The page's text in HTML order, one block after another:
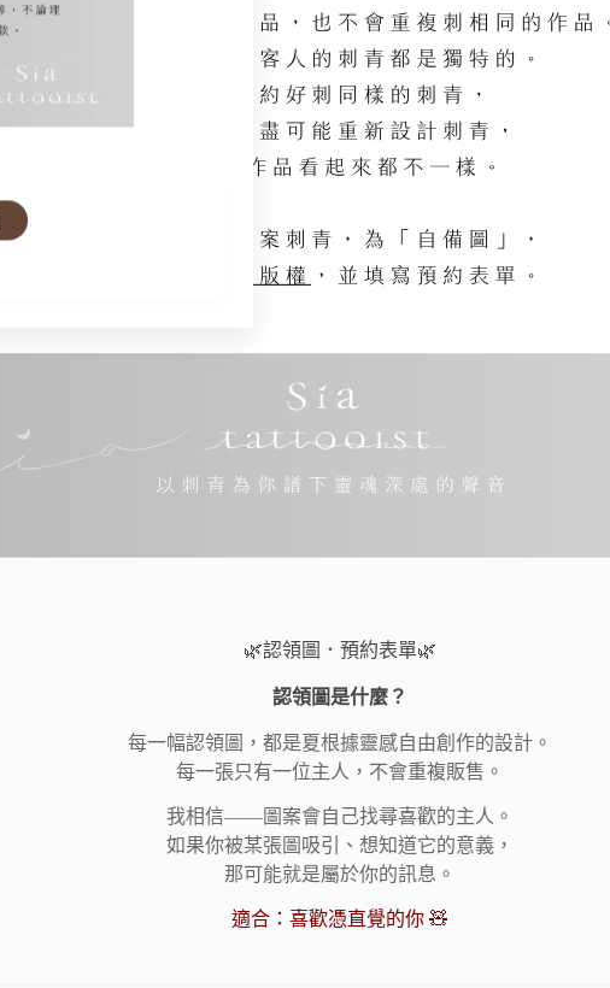
🌿認領圖．預約表單🌿
認領圖是什麼？
每一幅認領圖，都是夏根據靈感自由創作的設計。
每一張只有一位主人，不會重複販售。
我相信——圖案會自己找尋喜歡的主人。
如果你被某張圖吸引、想知道它的意義，
那可能就是屬於你的訊息。
適合：喜歡憑直覺的你 🧸